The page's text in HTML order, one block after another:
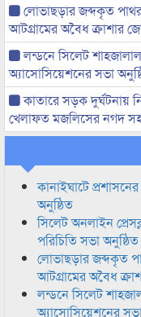
লোভাছড়ার জব্দকৃত
আটগ্রামের অবৈধ ক্রাশার
লন্ডনে সিলেট
অ্যাসোসিয়েশনের সভা
কাতারে সড়ক দুর্ঘটনায়
খেলাফত মজলিসের নগদ
কানাইঘাটে
অনুষ্ঠিত
সিলেট অনলাইন
পরিচিতি সভা অনুষ্ঠিত
লোভাছড়ার জব্দকৃত
আটগ্রামের অবৈধ
লন্ডনে সিলেট
অ্যাসোসিয়েশনের